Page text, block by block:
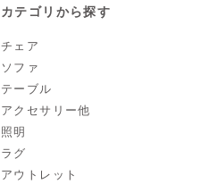
カテゴリから探す
チェア
ソファ
テーブル
アクセサリー他
照明
ラグ
アウトレット